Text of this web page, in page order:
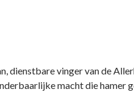
dienstbare vinger van de
macht die